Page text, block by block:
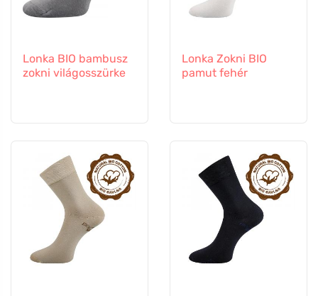
Lonka BIO bambusz
zokni világosszürke
Lonka Zokni BIO
pamut fehér